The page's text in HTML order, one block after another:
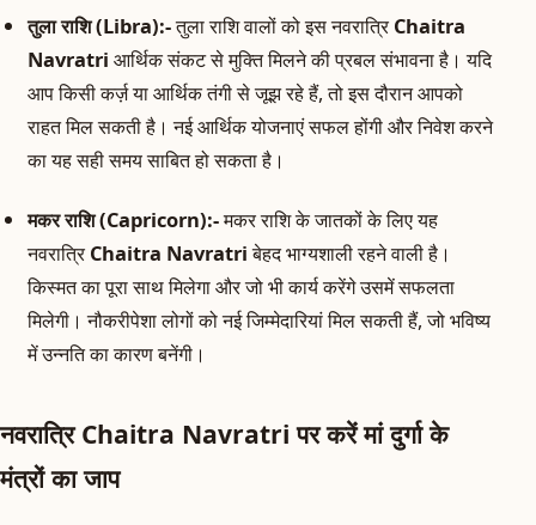
तुला राशि (Libra):-तुला राशि वालों को इस नवरात्रिChaitra
Navratriआर्थिक संकट से मुक्ति मिलने की प्रबल संभावना है। यदि
आप किसी कर्ज़ या आर्थिक तंगी से जूझ रहे हैं, तो इस दौरान आपको
राहत मिल सकती है। नई आर्थिक योजनाएं सफल होंगी और निवेश करने
का यह सही समय साबित हो सकता है।
मकर राशि (Capricorn):-मकर राशि के जातकों के लिए यह
नवरात्रिChaitra Navratriबेहद भाग्यशाली रहने वाली है।
किस्मत का पूरा साथ मिलेगा और जो भी कार्य करेंगे उसमें सफलता
मिलेगी। नौकरीपेशा लोगों को नई जिम्मेदारियां मिल सकती हैं, जो भविष्य
में उन्नति का कारण बनेंगी।
नवरात्रि Chaitra Navratri पर करें मां दुर्गा के
मंत्रों का जाप